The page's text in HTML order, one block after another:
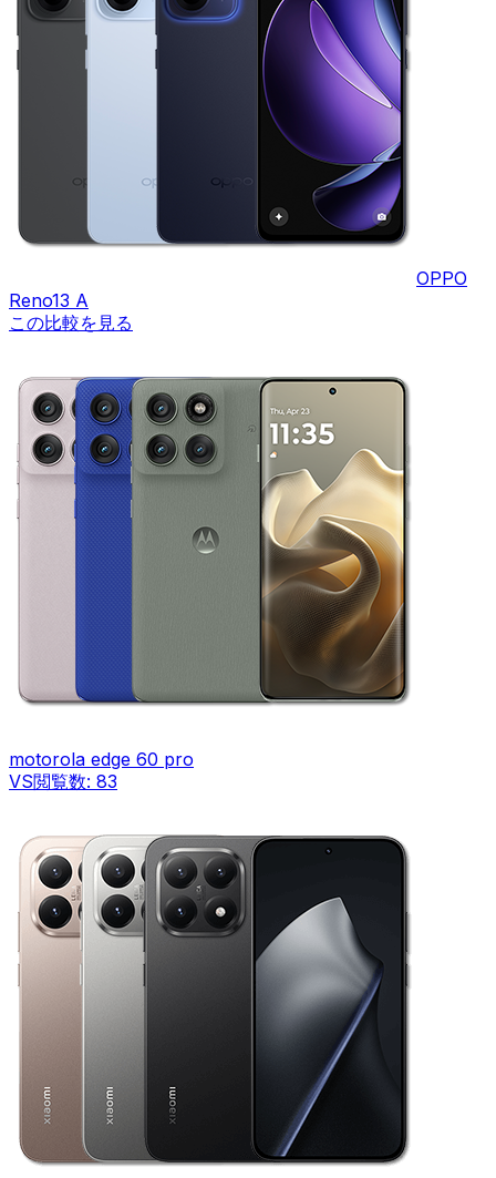
OPPO
Reno13 A
この比較を見る
motorola edge 60 pro
VS閲覧数: 83